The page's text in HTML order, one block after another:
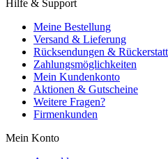
Hilfe & Support
Meine Bestellung
Versand & Lieferung
Rücksendungen &
Zahlungsmöglichkeiten
Mein Kundenkonto
Aktionen & Gutscheine
Weitere Fragen?
Firmenkunden
Mein Konto